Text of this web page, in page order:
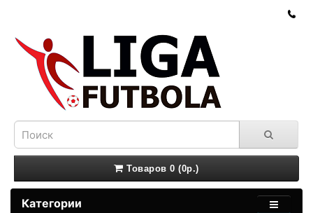
Товаров 0 (0р.)
Категории